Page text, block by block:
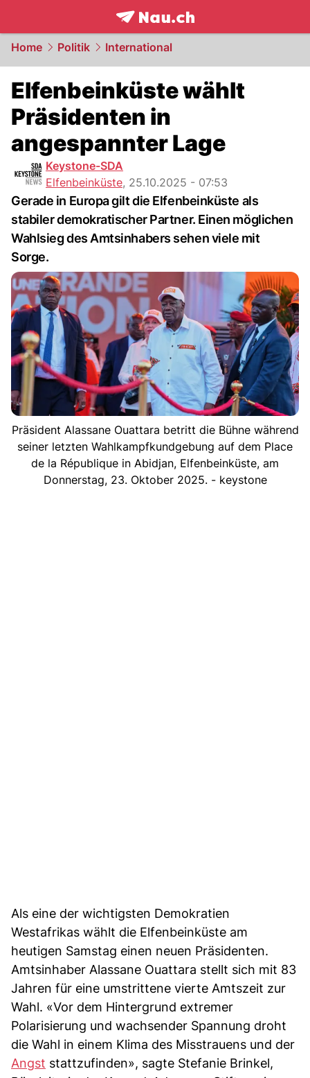
frontpage.NAU.ch
Home Politik International
Elfenbeinküste wählt
Präsidenten in
angespannter Lage
Keystone-SDA
Elfenbeinküste, 25.10.2025 - 07:53
Gerade in Europa gilt die Elfenbeinküste als
stabiler demokratischer Partner. Einen möglichen
Wahlsieg des Amtsinhabers sehen viele mit
Sorge.
Präsident Alassane Ouattara betritt die Bühne während
seiner letzten Wahlkampfkundgebung auf dem Place
de la République in Abidjan, Elfenbeinküste, am
Donnerstag, 23. Oktober 2025. - keystone
Als eine der wichtigsten Demokratien
Westafrikas wählt die Elfenbeinküste am
heutigen Samstag einen neuen Präsidenten.
Amtsinhaber Alassane Ouattara stellt sich mit 83
Jahren für eine umstrittene vierte Amtszeit zur
Wahl. «Vor dem Hintergrund extremer
Polarisierung und wachsender Spannung droht
die Wahl in einem Klima des Misstrauens und der
Angst stattzufinden», sagte Stefanie Brinkel,